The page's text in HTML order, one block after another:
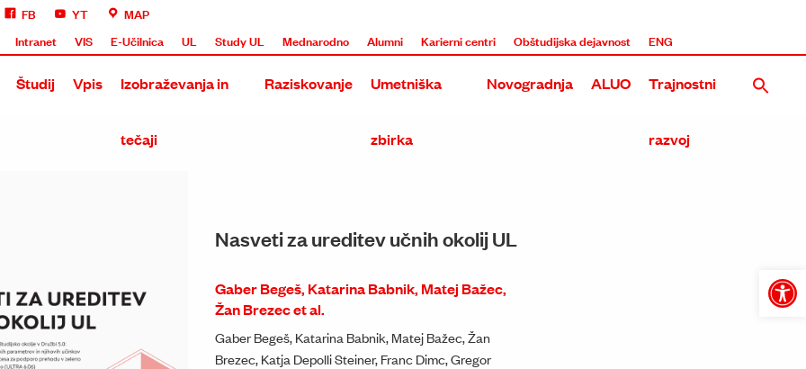
Open
FB YT
MAP
Intranet
VIS E-Učilnica UL Study UL Mednarodno Alumni Karierni centri Obštudijska dejavnost ENG
Študij Vpis Izobraževanja in
tečaji
Raziskovanje Umetniška
zbirka
Novogradnja
Rekonstrukcija in dozidava obstoječega objekta ALUO
ALUO Trajnostni
razvoj
Nasveti za ureditev učnih okolij UL
Gaber Begeš, Katarina Babnik, Matej Bažec,
Žan Brezec et al.
Gaber Begeš, Katarina Babnik, Matej Bažec, Žan
Brezec, Katja Depolli Steiner, Franc Dimc, Gregor